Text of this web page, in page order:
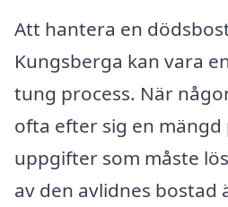
Att hantera en
Kungsberga kan vara
tung process. När
ofta efter sig en mängd
uppgifter som måste
av den avlidnes bostad